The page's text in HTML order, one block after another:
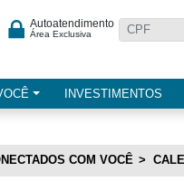
Autoatendimento
Área Exclusiva
INVESTIMENTOS
COM VOCÊ